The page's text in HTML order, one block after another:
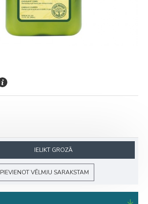
IELIKT GROZĀ
PIEVIENOT VĒLMJU SARAKSTAM